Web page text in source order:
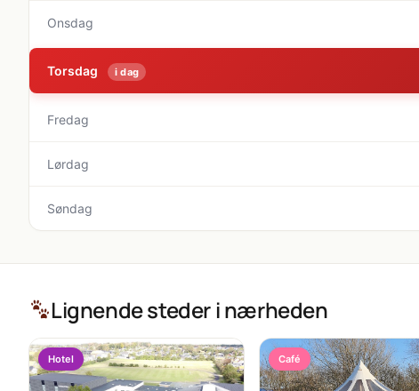
Onsdag
Torsdag i dag
Fredag
Lørdag
Søndag
Lignende steder i nærheden
Hotel Café